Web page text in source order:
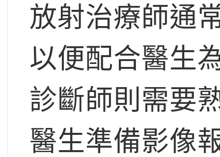
放射治療師通
以便配合醫生
診斷師則需要
醫生準備影像